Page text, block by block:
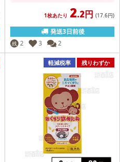
1枚あたり 2.2円 (17.6円)
発送3日前後
残 2 3 2
軽減税率 残りわずか